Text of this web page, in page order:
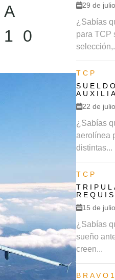
29 de
¿Sabías
para TCP
TCP
22 de
¿Sabías
aerolínea
distintas...
TCP
15 de
¿Sabías
sueño
creen...